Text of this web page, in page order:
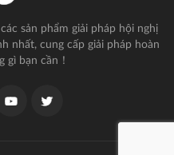
sản phẩm giải pháp hội nghị
nhất, cung cấp giải pháp hoàn
gì bạn cần！